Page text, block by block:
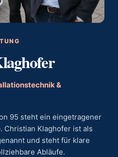
&
95 steht ein eingetragener
Klaghofer ist als
und steht für klare
Abläufe.